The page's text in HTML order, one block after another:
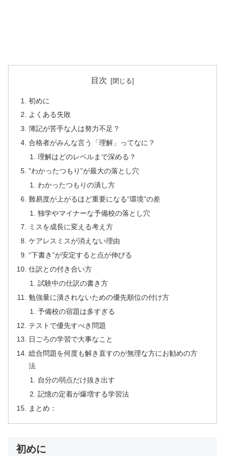
目次
初めに
よくある失敗
簿記が苦手な人は努力不足？
合格者がみんな言う「理解」ってなに？
理解はどのレベルまで深める？
”わかったつもり”が最大の落とし穴
わかったつもりの潰し方
難易度が上がるほど重要になる“環境”の差
独学やマイナーな予備校の落とし穴
ミスを成長に変える考え方
ケアレスミスが消えない理由
“下書き”が安定すると点が伸びる
仕訳との付き合い方
試験中の仕訳の書き方
勉強量に潰されないための優先順位の付け方
予備校の宿題は多すぎる
テストで優先すべき問題
日ごろの学習で大事なこと
総合問題を何度も解き直すのが無理な方にお勧めの方
法
自分の弱点だけ抜き出す
記憶の定着が爆増する学習法
まとめ：
初めに